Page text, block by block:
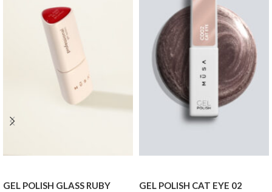
GEL POLISH GLASS RUBY GEL POLISH CAT EYE 02